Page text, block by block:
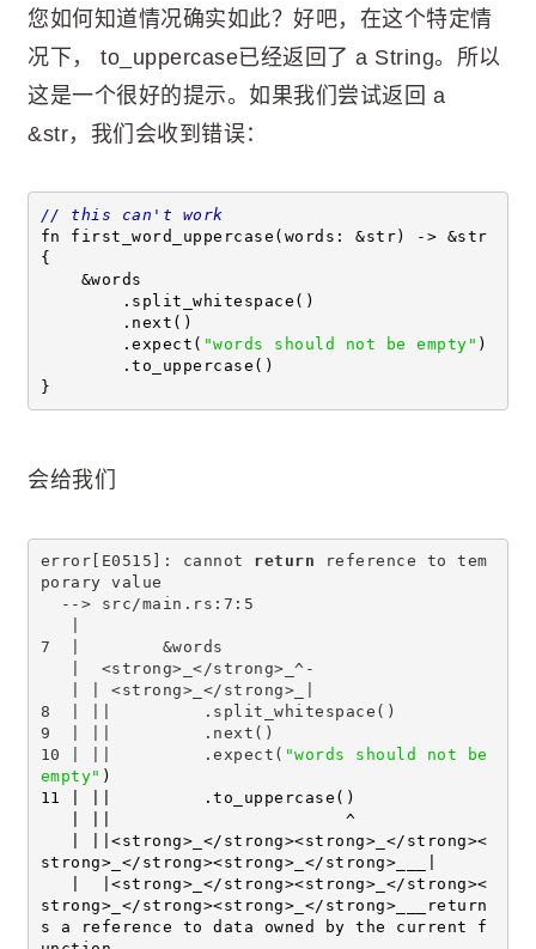
您如何知道情况确实如此？好吧，在这个特定情
况下， to_uppercase已经返回了 a String。所以
这是一个很好的提示。如果我们尝试返回 a
&str，我们会收到错误：
// this can't work
fn first_word_uppercase(words: &str) -> &str
{
&words
.split_whitespace()
.next()
.expect( "words should not be empty" )
.to_uppercase()
}
会给我们
error[E0515]: cannot return reference to tem
porary value
--> src/main.rs:7:5
7  |        &words
|  <strong>_</strong>_^-
| | <strong>_</strong>_|
8  | ||         .split_whitespace()
9  | ||         .next()
10 | ||         .expect( "words should not be
empty" )
11 | ||         .to_uppercase()
| ||                       ^
| ||<strong>_</strong><strong>_</strong><
strong>_</strong><strong>_</strong>___|
|  |<strong>_</strong><strong>_</strong><
strong>_</strong><strong>_</strong>___return
s a reference to data owned by the current f